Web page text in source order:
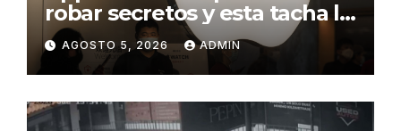
robar secretos y esta tacha la
demanda de «agresiva y
personal»
AGOSTO 5, 2026 ADMIN